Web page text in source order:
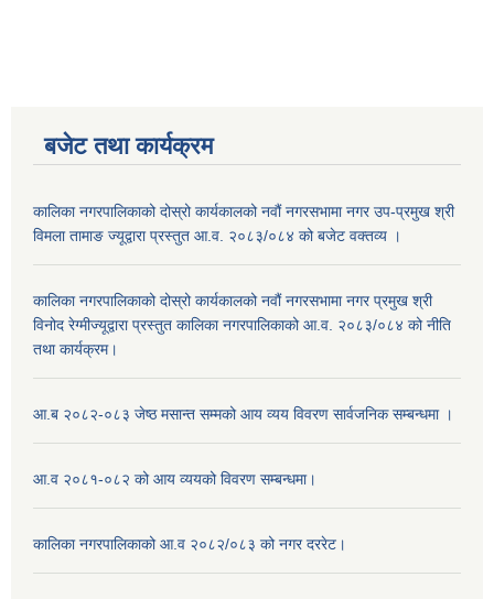
बजेट तथा कार्यक्रम
कालिका नगरपालिकाको दोस्रो कार्यकालको नवौं नगरसभामा नगर उप-प्रमुख श्री
विमला तामाङ ज्यूद्वारा प्रस्तुत आ.व. २०८३/०८४ को बजेट वक्तव्य ।
कालिका नगरपालिकाको दोस्रो कार्यकालको नवौं नगरसभामा नगर प्रमुख श्री
विनोद रेग्मीज्यूद्वारा प्रस्तुत कालिका नगरपालिकाको आ.व. २०८३/०८४ को नीति
तथा कार्यक्रम।
आ.ब २०८२-०८३ जेष्ठ मसान्त सम्मको आय व्यय विवरण सार्वजनिक सम्बन्धमा ।
आ.व २०८१-०८२ को आय व्ययको विवरण सम्बन्धमा।
कालिका नगरपालिकाको आ.व २०८२/०८३ को नगर दररेट।